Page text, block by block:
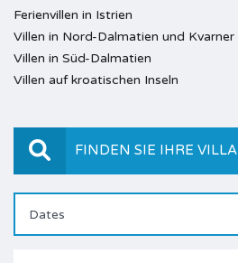
Ferienvillen in Istrien
Villen in Nord-Dalmatien und Kvarner
Villen in Süd-Dalmatien
Villen auf kroatischen Inseln
FINDEN SIE IHRE VILLA